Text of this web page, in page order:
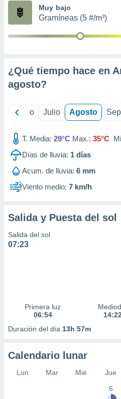
publicidad
1199
Muy bajo
Gramíneas (5 #/m³)
¿Qué tiempo hace en
agosto?
Junio Julio Agosto
T. Media: 29°C Max.: 35°C
Días de lluvia: 1 días
Acum. de lluvia: 6 mm
Viento medio: 7 km/h
Salida y Puesta del sol
Salida del sol
07:23
Primera luz
06:54
Duración del día 13h 57m
Calendario lunar
Lun Mar Mié Jue
6